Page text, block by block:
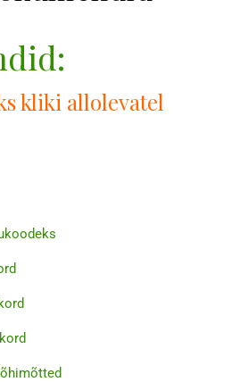
kliki allolevatel